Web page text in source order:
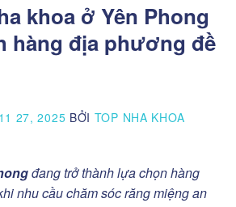
khoa ở Yên Phong
hàng địa phương đề
27, 2025 BỞI TOP NHA KHOA
đang trở thành lựa chọn hàng
nhu cầu chăm sóc răng miệng an